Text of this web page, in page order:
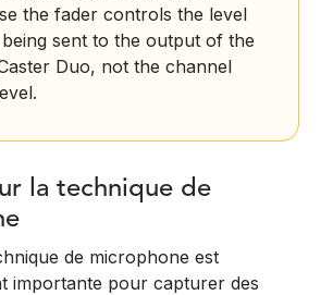
the fader controls the level
sent to the output of the
Duo, not the channel
la technique de
de microphone est
importante pour capturer des